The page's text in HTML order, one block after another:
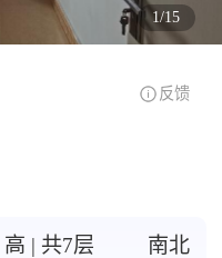
1/15
反馈
高 | 共7层 南北